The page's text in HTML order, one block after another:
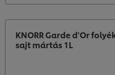
KNORR Garde d'Or
sajt mártás 1L